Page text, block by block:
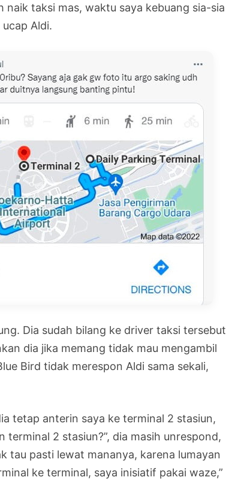
naik taksi mas, waktu saya kebuang sia-sia
ucap Aldi.
Dia sudah bilang ke driver taksi tersebut
dia jika memang tidak mau mengambil
Bird tidak merespon Aldi sama sekali,
tetap anterin saya ke terminal 2 stasiun,
terminal 2 stasiun?”, dia masih unrespond,
tau pasti lewat mananya, karena lumayan
ke terminal, saya inisiatif pakai waze,”